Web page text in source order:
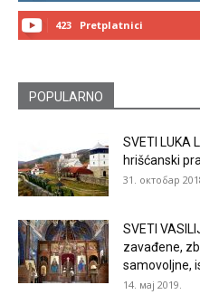
423 Pretplatnici
POPULARNO
SVETI LUKA
hrišćanski
31. октобар
SVETI
zavađene,
samovoljne,
14. мај 2019.